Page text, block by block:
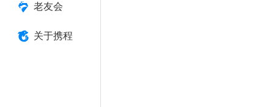
老友会
关于携程